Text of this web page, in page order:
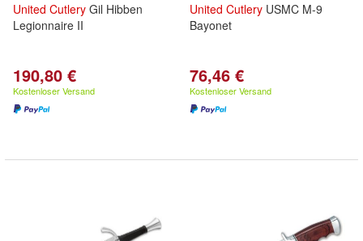
United Cutlery Gil Hibben
Legionnaire II
190,80 €
Kostenloser Versand
United Cutlery USMC M-9
Bayonet
76,46 €
Kostenloser Versand